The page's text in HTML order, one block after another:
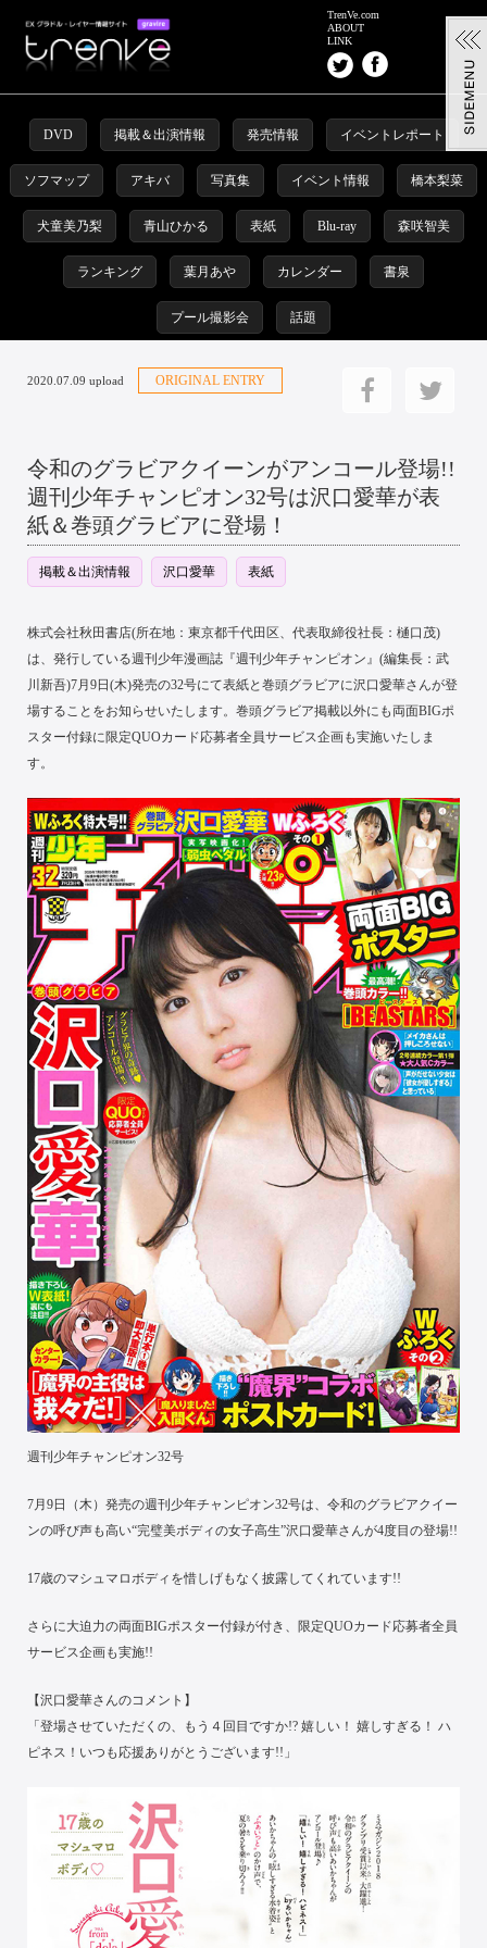
TrenVe.com
ABOUT
LINK
DVD 掲載＆出演情報 発売情報 イベントレポート
ソフマップ アキバ 写真集 イベント情報 橋本梨菜
犬童美乃梨 青山ひかる 表紙 Blu-ray 森咲智美
ランキング 葉月あや カレンダー 書泉
プール撮影会 話題
2020.07.09 upload ORIGINAL ENTRY
令和のグラビアクイーンがアンコール登場!!
週刊少年チャンピオン32号は沢口愛華が表
紙＆巻頭グラビアに登場！
掲載＆出演情報 沢口愛華 表紙
株式会社秋田書店(所在地：東京都千代田区、代表取締役社長：樋口茂)
は、発行している週刊少年漫画誌『週刊少年チャンピオン』(編集長：武
川新吾)7月9日(木)発売の32号にて表紙と巻頭グラビアに沢口愛華さんが登
場することをお知らせいたします。巻頭グラビア掲載以外にも両面BIGポ
スター付録に限定QUOカード応募者全員サービス企画も実施いたしま
す。
週刊少年チャンピオン32号
7月9日（木）発売の週刊少年チャンピオン32号は、令和のグラビアクイー
ンの呼び声も高い“完璧美ボディの女子高生”沢口愛華さんが4度目の登場!!
17歳のマシュマロボディを惜しげもなく披露してくれています!!
さらに大迫力の両面BIGポスター付録が付き、限定QUOカード応募者全員
サービス企画も実施!!
【沢口愛華さんのコメント】
「登場させていただくの、もう４回目ですか!? 嬉しい！ 嬉しすぎる！ ハ
ピネス！いつも応援ありがとうございます!!」